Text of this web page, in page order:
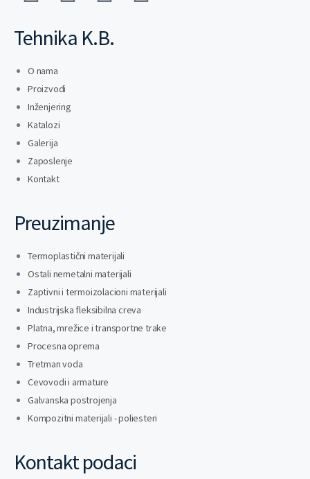
Tehnika K.B.
O nama
Proizvodi
Inženjering
Katalozi
Galerija
Zaposlenje
Kontakt
Preuzimanje
Termoplastični materijali
Ostali nemetalni materijali
Zaptivni i termoizolacioni materijali
Industrijska fleksibilna creva
Platna, mrežice i transportne trake
Procesna oprema
Tretman voda
Cevovodi i armature
Galvanska postrojenja
Kompozitni materijali - poliesteri
Kontakt podaci